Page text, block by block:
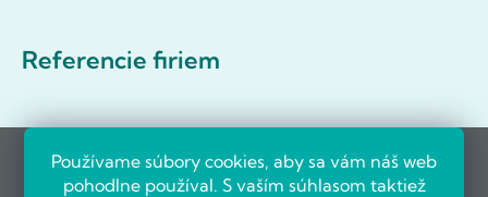
Používame súbory cookies, aby sa vám náš web
pohodlne používal. S vaším súhlasom taktiež
Referencie firiem